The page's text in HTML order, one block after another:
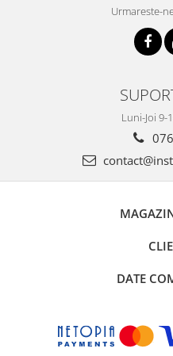
Urmareste-
Luni-Joi 9-
DATE